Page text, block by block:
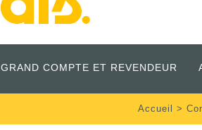
GRAND COMPTE ET REVENDEUR
Accueil >